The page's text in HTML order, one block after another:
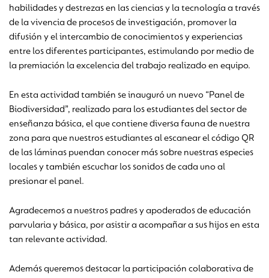
habilidades y destrezas en las ciencias y la tecnología a través
de la vivencia de procesos de investigación, promover la
difusión y el intercambio de conocimientos y experiencias
entre los diferentes participantes, estimulando por medio de
la premiación la excelencia del trabajo realizado en equipo.
En esta actividad también se inauguró un nuevo “Panel de
Biodiversidad”, realizado para los estudiantes del sector de
enseñanza básica, el que contiene diversa fauna de nuestra
zona para que nuestros estudiantes al escanear el código QR
de las láminas puendan conocer más sobre nuestras especies
locales y también escuchar los sonidos de cada uno al
presionar el panel.
Agradecemos a nuestros padres y apoderados de educación
parvularia y básica, por asistir a acompañar a sus hijos en esta
tan relevante actividad.
Además queremos destacar la participación colaborativa de